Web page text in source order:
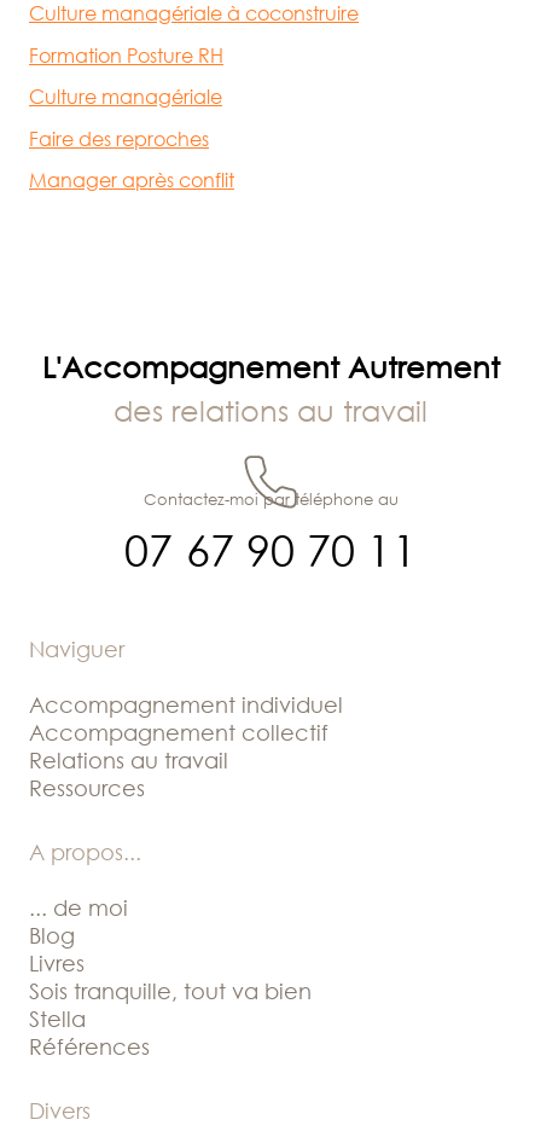
Culture managériale à coconstruire
Formation Posture RH
Culture managériale
Faire des reproches
Manager après conflit
L'Accompagnement Autrement
des relations au travail
07 67 90 70 11
Contactez-moi par téléphone au
Naviguer
Accompagnement individuel
Accompagnement collectif
Relations au travail
Ressources
A propos...
... de moi
Blog
Livres
Sois tranquille, tout va bien
Stella
Références
Divers